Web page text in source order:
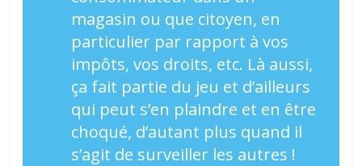
magasin ou que citoyen, en
particulier par rapport à vos
impôts, vos droits, etc. Là aussi,
ça fait partie du jeu et d’ailleurs
qui peut s’en plaindre et en être
choqué, d’autant plus quand il
s’agit de surveiller les autres !